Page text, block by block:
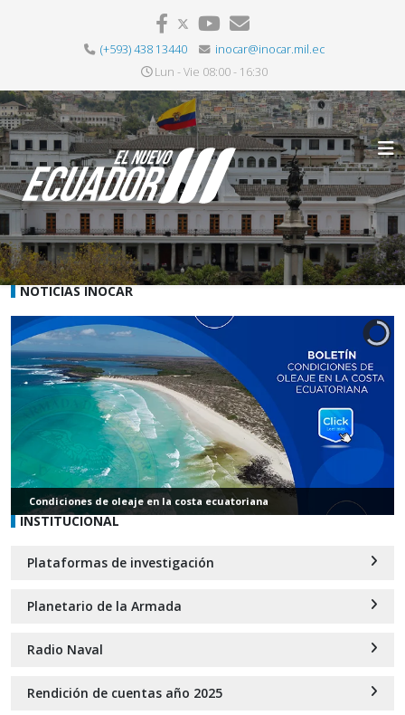
(+593) 438 13440
inocar@inocar.mil.ec
Lun - Vie 08:00 - 16:30
NOTICIAS INOCAR
Condiciones de oleaje en la costa ecuatoriana
INSTITUCIONAL
Plataformas de investigación
Planetario de la Armada
Radio Naval
Rendición de cuentas año 2025